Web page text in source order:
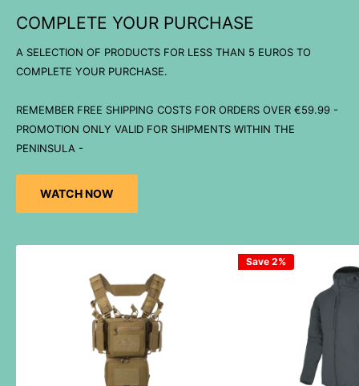
COMPLETE YOUR PURCHASE
A SELECTION OF PRODUCTS FOR LESS THAN 5 EUROS TO
COMPLETE YOUR PURCHASE.
REMEMBER FREE SHIPPING COSTS FOR ORDERS OVER €59.99 -
PROMOTION ONLY VALID FOR SHIPMENTS WITHIN THE
PENINSULA -
WATCH NOW
Save 2%